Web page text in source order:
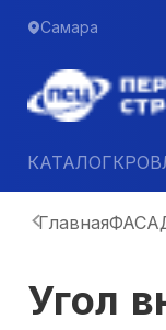
Самара
КАТАЛОГ
Главная
Угол